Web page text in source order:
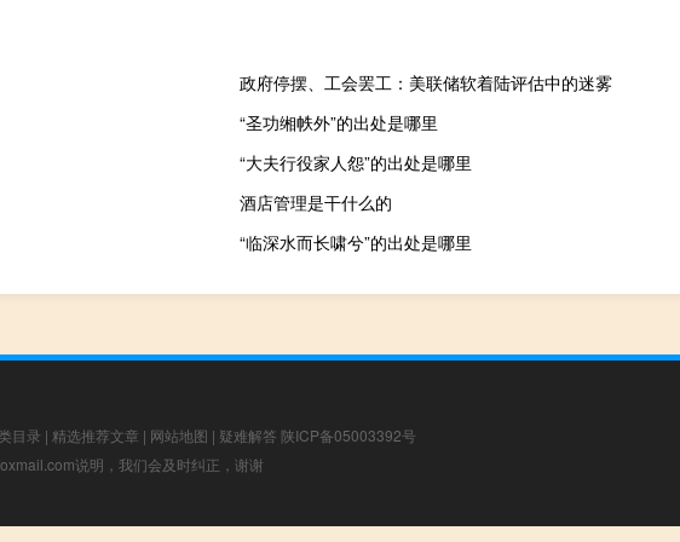
政府停摆、工会罢工：美联储软着陆评估中的迷雾
“圣功缃帙外”的出处是哪里
“大夫行役家人怨”的出处是哪里
酒店管理是干什么的
“临深水而长啸兮”的出处是哪里
目录 | 精选推荐文章 | 网站地图 | 疑难解答 陕ICP备05003392号
说明，我们会及时纠正，谢谢